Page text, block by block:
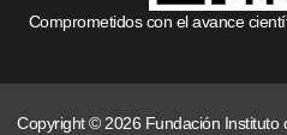
Comprometidos con el avance
Copyright © 2026 Fundación Instituto